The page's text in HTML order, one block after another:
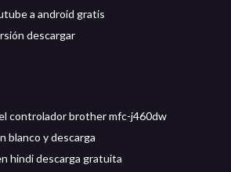
a android gratis
descargar
controlador brother mfc-j460dw
blanco y descarga
hindi descarga gratuita